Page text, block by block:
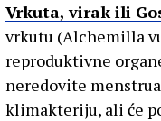
Vrkuta, virak ili
vrkutu (Alchemilla
reproduktivne
neredovite
klimakteriju, ali će